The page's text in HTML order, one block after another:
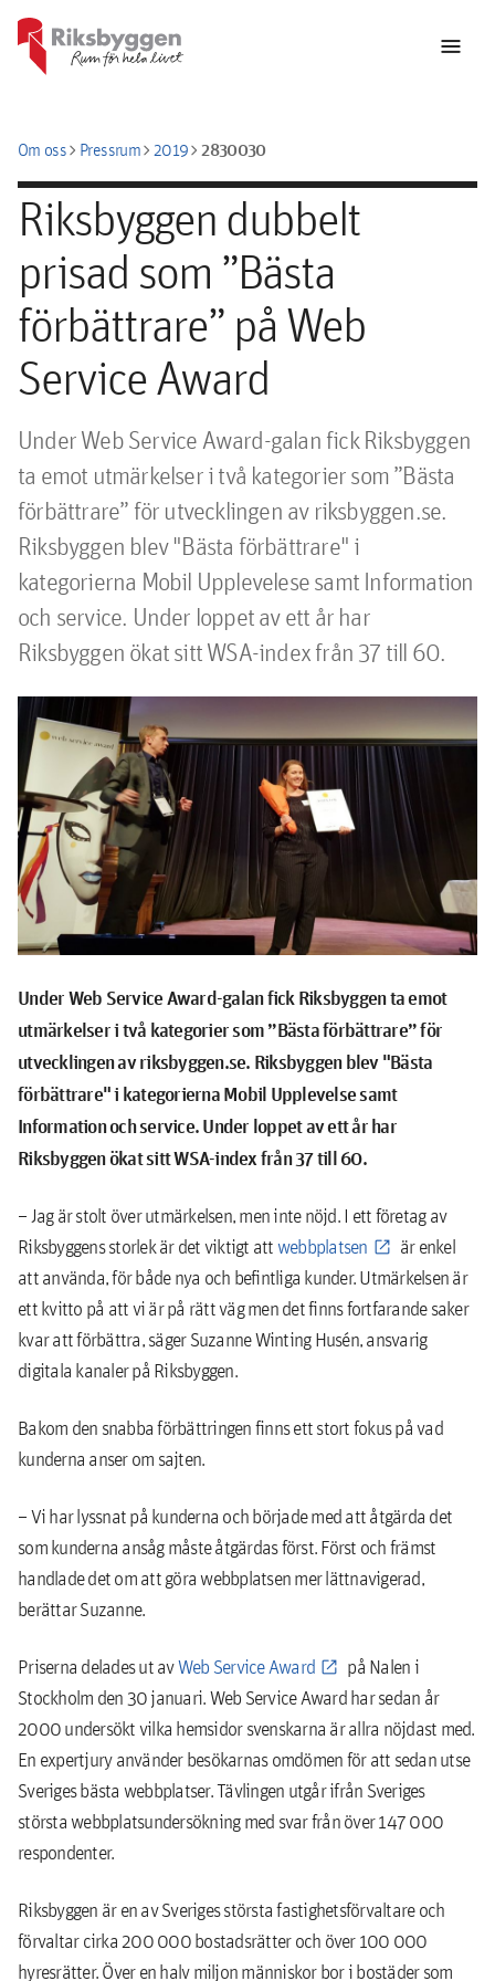
menu
Om osschevron_rightPressrumchevron_right2019chevron_right2830030
Riksbyggen dubbelt
prisad som ”Bästa
förbättrare” på Web
Service Award
Under Web Service Award-galan fick Riksbyggen
ta emot utmärkelser i två kategorier som ”Bästa
förbättrare” för utvecklingen av riksbyggen.se.
Riksbyggen blev "Bästa förbättrare" i
kategorierna Mobil Upplevelese samt Information
och service. Under loppet av ett år har
Riksbyggen ökat sitt WSA-index från 37 till 60.
Under Web Service Award-galan fick Riksbyggen ta emot
utmärkelser i två kategorier som ”Bästa förbättrare” för
utvecklingen av riksbyggen.se. Riksbyggen blev "Bästa
förbättrare" i kategorierna Mobil Upplevelse samt
Information och service. Under loppet av ett år har
Riksbyggen ökat sitt WSA-index från 37 till 60.
– Jag är stolt över utmärkelsen, men inte nöjd. I ett företag av
Riksbyggens storlek är det viktigt attwebbplatsen
är enkel
att använda, för både nya och befintliga kunder. Utmärkelsen är
ett kvitto på att vi är på rätt väg men det finns fortfarande saker
kvar att förbättra, säger Suzanne Winting Husén, ansvarig
digitala kanaler på Riksbyggen.
Bakom den snabba förbättringen finns ett stort fokus på vad
kunderna anser om sajten.
– Vi har lyssnat på kunderna och började med att åtgärda det
som kunderna ansåg måste åtgärdas först. Först och främst
handlade det om att göra webbplatsen mer lättnavigerad,
berättar Suzanne.
Priserna delades ut avWeb Service Award
på Nalen i
Stockholm den 30 januari. Web Service Award har sedan år
2000 undersökt vilka hemsidor svenskarna är allra nöjdast med.
En expertjury använder besökarnas omdömen för att sedan utse
Sveriges bästa webbplatser. Tävlingen utgår ifrån Sveriges
största webbplatsundersökning med svar från över 147 000
respondenter.
Riksbyggen är en av Sveriges största fastighetsförvaltare och
förvaltar cirka 200 000 bostadsrätter och över 100 000
hyresrätter. Över en halv miljon människor bor i bostäder som